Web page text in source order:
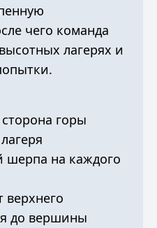
чего команда
лагерях и
горы
на каждого
верхнего
до вершины